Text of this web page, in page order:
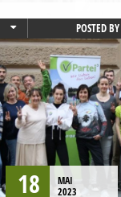
POSTED BY
18
MAI
2023